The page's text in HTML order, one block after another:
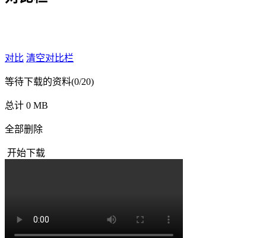
对比 清空对比栏
等待下载的资料(0/20)
总计 0 MB
全部删除
开始下载